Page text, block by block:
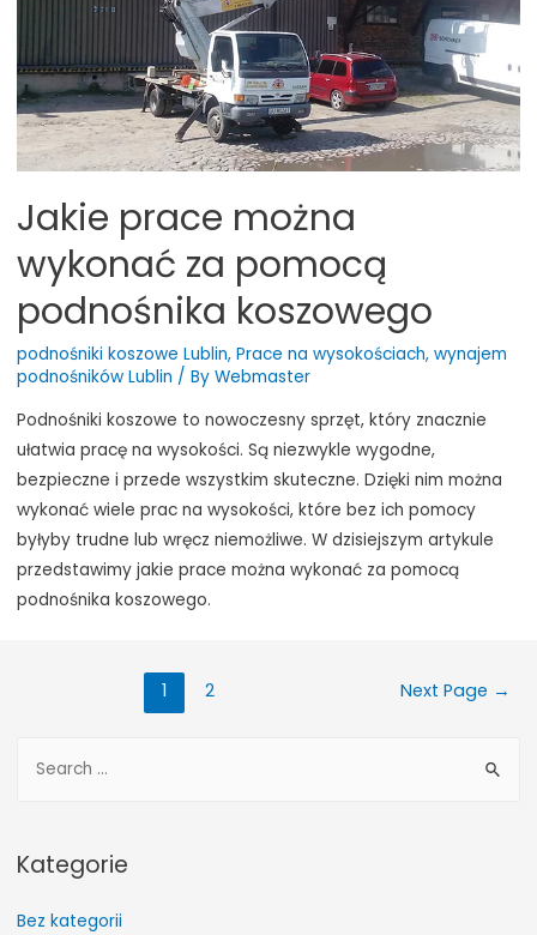
Jakie prace można
wykonać za pomocą
podnośnika koszowego
podnośniki koszowe Lublin, Prace na wysokościach, wynajem
podnośników Lublin / By Webmaster
Podnośniki koszowe to nowoczesny sprzęt, który znacznie
ułatwia pracę na wysokości. Są niezwykle wygodne,
bezpieczne i przede wszystkim skuteczne. Dzięki nim można
wykonać wiele prac na wysokości, które bez ich pomocy
byłyby trudne lub wręcz niemożliwe. W dzisiejszym artykule
przedstawimy jakie prace można wykonać za pomocą
podnośnika koszowego.
1 2 Next Page →
h
Kategorie
Bez kategorii